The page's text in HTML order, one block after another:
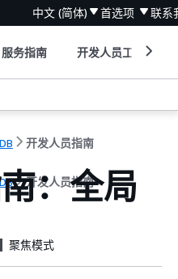
中文 (简体) 首选项 联系
服务指南 开发人员工具
开发人员指南
开发人员指南
：全局
聚焦模式